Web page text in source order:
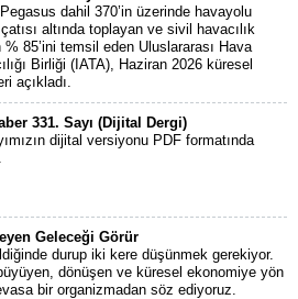
dahil 370’in üzerinde havayolu
altında toplayan ve sivil havacılık
% 85’ini temsil eden Uluslararası Hava
Birliği (IATA), Haziran 2026 küresel
açıkladı.
331. Sayı (Dijital Dergi)
dijital versiyonu PDF formatında
Geleceği Görür
durup iki kere düşünmek gerekiyor.
dönüşen ve küresel ekonomiye yön
bir organizmadan söz ediyoruz.